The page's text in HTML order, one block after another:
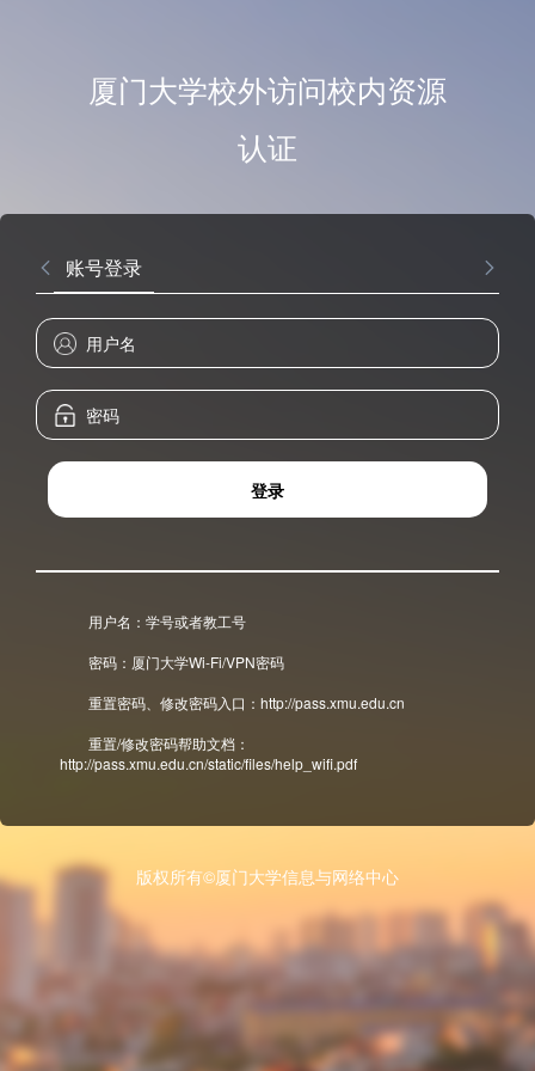
厦门大学校外访问校内资源
认证
账号登录
登录
用户名：学号或者教工号
密码：厦门大学Wi-Fi/VPN密码
重置密码、修改密码入口：http://pass.xmu.edu.cn
重置/修改密码帮助文档：
http://pass.xmu.edu.cn/static/files/help_wifi.pdf
版权所有©厦门大学信息与网络中心